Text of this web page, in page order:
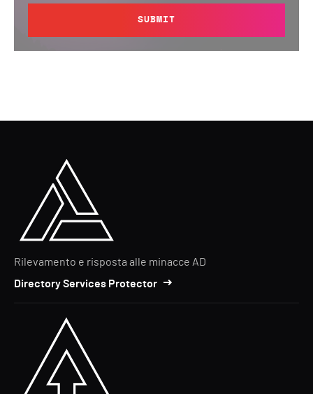
SUBMIT
Rilevamento e risposta alle minacce AD
Directory Services Protector